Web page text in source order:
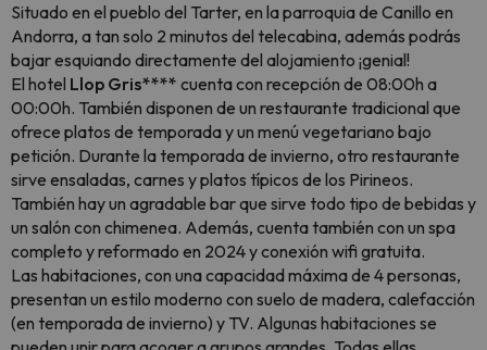
Situado en el pueblo del Tarter, en la parroquia de Canillo en
Andorra, a tan solo 2 minutos del telecabina, además podrás
bajar esquiando directamente del alojamiento ¡genial!
El hotel Llop Gris**** cuenta con recepción de 08:00h a
00:00h. También disponen de un restaurante tradicional que
ofrece platos de temporada y un menú vegetariano bajo
petición. Durante la temporada de invierno, otro restaurante
sirve ensaladas, carnes y platos típicos de los Pirineos.
También hay un agradable bar que sirve todo tipo de bebidas y
un salón con chimenea. Además, cuenta también con un spa
completo y reformado en 2024 y conexión wifi gratuita.
Las habitaciones, con una capacidad máxima de 4 personas,
presentan un estilo moderno con suelo de madera, calefacción
(en temporada de invierno) y TV. Algunas habitaciones se